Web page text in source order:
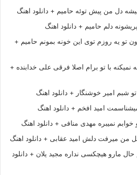
دل من پیش توئه حامیم + دانلود اهنگ
دلم حامیم + دانلود اهنگ
تو یه روزم توی این خونه بمونم حامیم +
نمیکنه با تو برام اصلا فرقی علی خدابنده +
شبم امیر خوشنگار + دانلود اهنگ
امید افخم + دانلود اهنگ
خوابم نمیبره مهدی منافی + دانلود اهنگ
من میرفت دلش امید عقابی + دانلود اهنگ
حال مارو هیچکسی نداره مجید یلان + دانلود